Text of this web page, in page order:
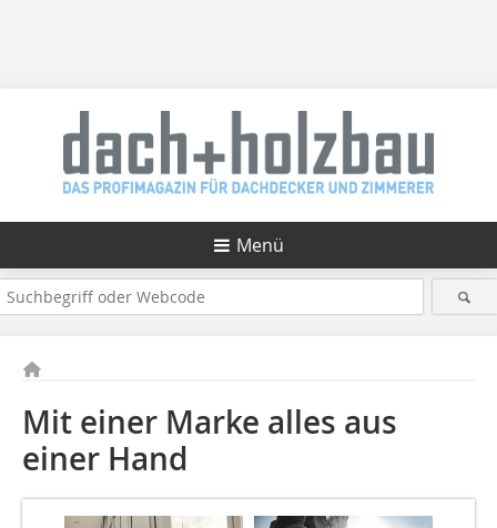
Menü
Mit einer Marke alles aus
einer Hand